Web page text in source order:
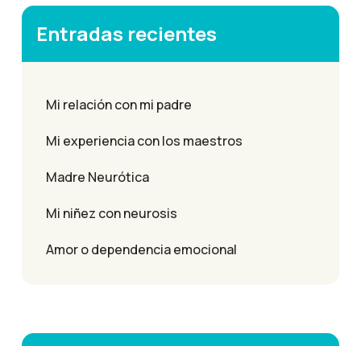
Entradas recientes
Mi relación con mi padre
Mi experiencia con los maestros
Madre Neurótica
Mi niñez con neurosis
Amor o dependencia emocional